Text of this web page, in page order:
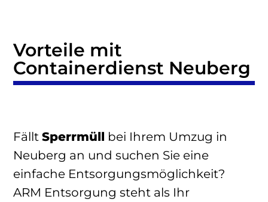
Vorteile mit
Containerdienst Neuberg
Fällt Sperrmüll bei Ihrem Umzug in
Neuberg an und suchen Sie eine
einfache Entsorgungsmöglichkeit?
ARM Entsorgung steht als Ihr